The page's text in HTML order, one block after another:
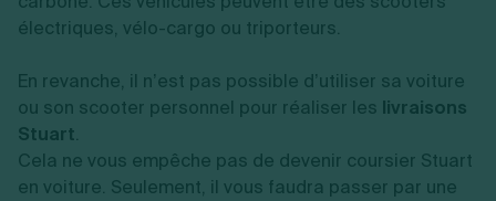
électriques, vélo-cargo ou triporteurs.
En revanche, il n’est pas possible d’utiliser sa voiture
ou son scooter personnel pour réaliser les livraisons
Stuart.
Cela ne vous empêche pas de devenir coursier Stuart
en voiture. Seulement, il vous faudra passer par une